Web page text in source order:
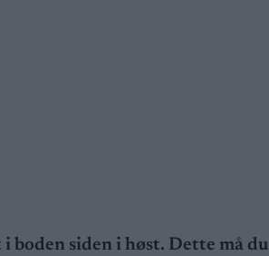
siden i høst. Dette må